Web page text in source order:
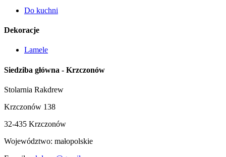
Do kuchni
Dekoracje
Lamele
Siedziba główna - Krzczonów
Stolarnia Rakdrew
Krzczonów 138
32-435 Krzczonów
Województwo: małopolskie